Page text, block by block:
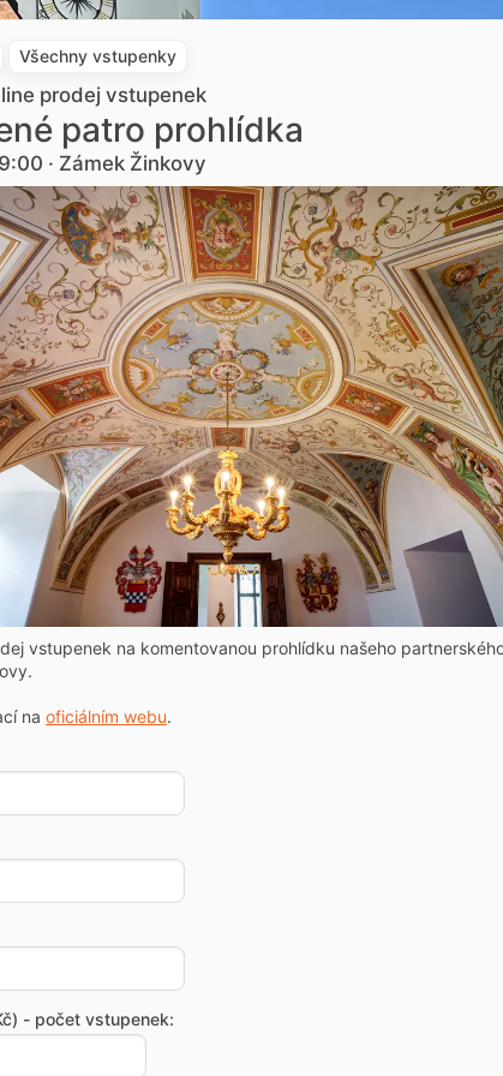
Všechny vstupenky
prodej vstupenek
patro prohlídka
· Zámek Žinkovy
vstupenek na komentovanou prohlídku našeho
na oficiálním webu.
- počet vstupenek: